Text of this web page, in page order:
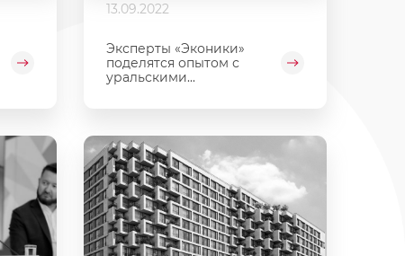
13.09.2022
Эксперты «Эконики»
поделятся опытом с
уральскими...